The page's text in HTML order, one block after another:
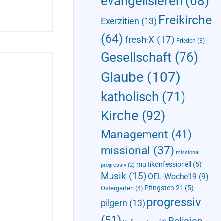
Exerzitien (13) Freikirche
(64) fresh-X(17) Frieden (3)
Gesellschaft (76)
Glaube (107)
katholisch (71)
Kirche(92)
Management (41)
missional (37) missional.
progressiv(2) multikonfessionell (5)
Musik(15) OEL-Woche19 (9)
Ostergarten(4) Pfingsten 21 (5)
pilgern (13) progressiv